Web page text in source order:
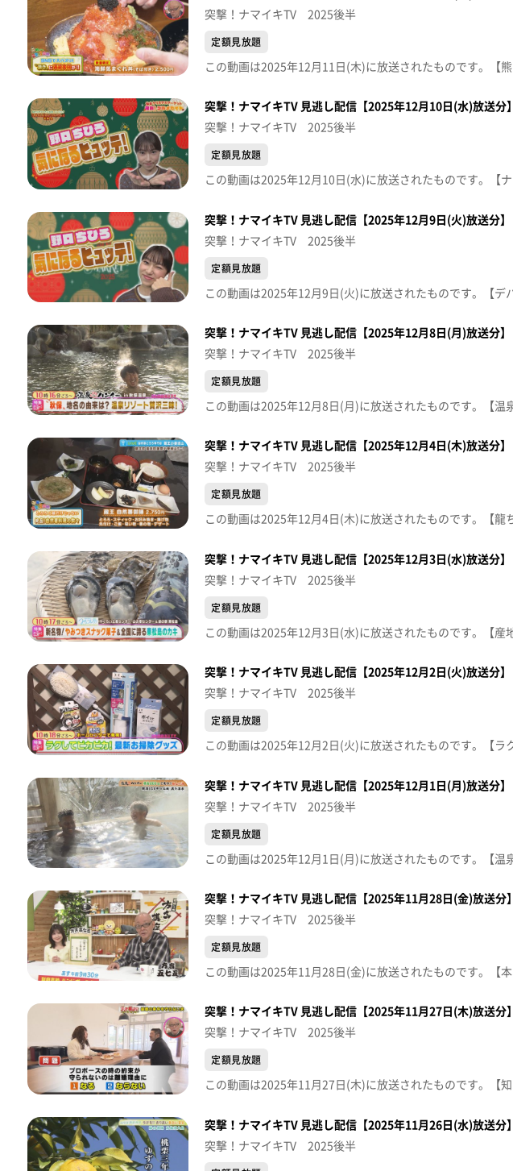
突撃！ナマイキTV 2025後半
定額見放題
突撃！ナマイキTV 見逃し配信【2025年12月10日(水)放送分】
突撃！ナマイキTV 2025後半
定額見放題
突撃！ナマイキTV 見逃し配信【2025年12月9日(火)放送分】
突撃！ナマイキTV 2025後半
定額見放題
突撃！ナマイキTV 見逃し配信【2025年12月8日(月)放送分】
突撃！ナマイキTV 2025後半
定額見放題
突撃！ナマイキTV 見逃し配信【2025年12月4日(木)放送分】
突撃！ナマイキTV 2025後半
定額見放題
突撃！ナマイキTV 見逃し配信【2025年12月3日(水)放送分】
突撃！ナマイキTV 2025後半
定額見放題
突撃！ナマイキTV 見逃し配信【2025年12月2日(火)放送分】
突撃！ナマイキTV 2025後半
定額見放題
突撃！ナマイキTV 見逃し配信【2025年12月1日(月)放送分】
突撃！ナマイキTV 2025後半
定額見放題
突撃！ナマイキTV 見逃し配信【2025年11月28日(金)放送分】
突撃！ナマイキTV 2025後半
定額見放題
突撃！ナマイキTV 見逃し配信【2025年11月27日(木)放送分】
突撃！ナマイキTV 2025後半
定額見放題
突撃！ナマイキTV 見逃し配信【2025年11月26日(水)放送分】
突撃！ナマイキTV 2025後半